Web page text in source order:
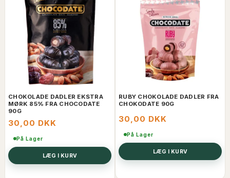
CHOKOLADE DADLER EKSTRA
MØRK 85% FRA CHOCODATE
90G
30,00 DKK
På Lager
LÆG I KURV
RUBY CHOKOLADE DADLER FRA
CHOKODATE 90G
30,00 DKK
På Lager
LÆG I KURV
5% rabat
på din første ordre